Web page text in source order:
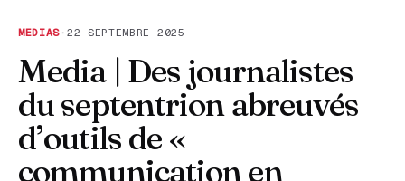
MEDIAS · 22 SEPTEMBRE 2025
Media | Des journalistes
du septentrion abreuvés
d’outils de «
communication en